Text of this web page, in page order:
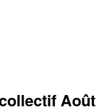
Août